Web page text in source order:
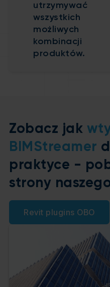
utrzymywać
wszystkich
możliwych
kombinacji
produktów.
Zobacz jak
BIMStreamer
praktyce -
strony
Revit plugins OBO